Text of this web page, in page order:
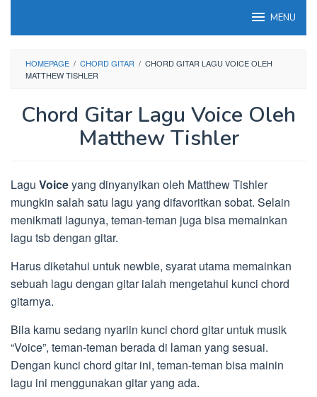
MENU
HOMEPAGE / CHORD GITAR / CHORD GITAR LAGU VOICE OLEH
MATTHEW TISHLER
Chord Gitar Lagu Voice Oleh
Matthew Tishler
Lagu Voiceyang dinyanyikan oleh Matthew Tishler
mungkin salah satu lagu yang difavoritkan sobat. Selain
menikmati lagunya, teman-teman juga bisa memainkan
lagu tsb dengan gitar.
Harus diketahui untuk newbie, syarat utama memainkan
sebuah lagu dengan gitar ialah mengetahui kunci chord
gitarnya.
Bila kamu sedang nyariin kunci chord gitar untuk musik
“Voice”, teman-teman berada di laman yang sesuai.
Dengan kunci chord gitar ini, teman-teman bisa mainin
lagu ini menggunakan gitar yang ada.